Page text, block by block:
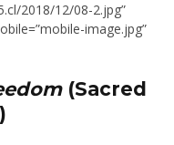
2018/12/08-2.jpg”
image.jpg”
(Sacred